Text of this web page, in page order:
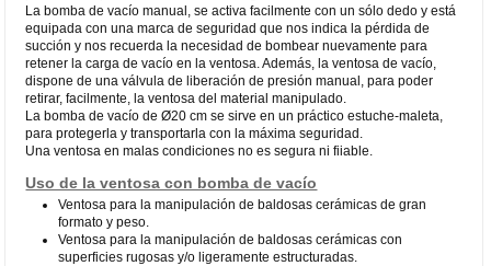
La bomba de vacío manual, se activa facilmente con un sólo dedo y está
equipada con una marca de seguridad que nos indica la pérdida de
succión y nos recuerda la necesidad de bombear nuevamente para
retener la carga de vacío en la ventosa. Además, la ventosa de vacío,
dispone de una válvula de liberación de presión manual, para poder
retirar, facilmente, la ventosa del material manipulado.
La bomba de vacío de Ø20 cm se sirve en un práctico estuche-maleta,
para protegerla y transportarla con la máxima seguridad.
Una ventosa en malas condiciones no es segura ni fiiable.
Uso de la ventosa con bomba de vacío
Ventosa para la manipulación de baldosas cerámicas de gran
formato y peso.
Ventosa para la manipulación de baldosas cerámicas con
superficies rugosas y/o ligeramente estructuradas.